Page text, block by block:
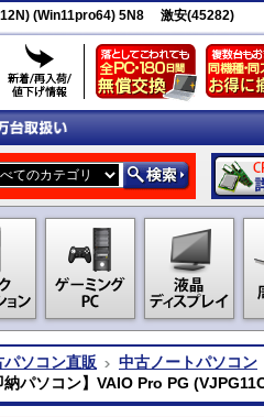
(Win11pro64) 5N8 激安(45282)
パソコン直販 中古ノートパソコン
納パソコン】VAIO Pro PG